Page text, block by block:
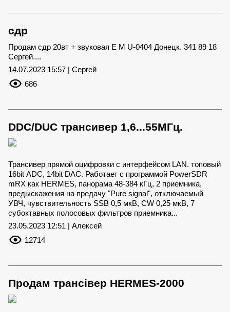
сдр
Продам сдр 20вт + звуковая E M U-0404 Донецк. 341 89 18
Сергей....
14.07.2023 15:57 | Сергей
686
DDC/DUC трансивер 1,6...55МГц.
Трансивер прямой оцифровки с интерфейсом LAN. топовый
16bit АDС, 14bit DАС. Работает с программой PowerSDR
mRX как НЕRМЕS, панорама 48-384 кГц, 2 приемника,
предыскажения на предачу "Pure signal", отключаемый
УВЧ, чувствительность SSВ 0,5 мкВ, СW 0,25 мкВ, 7
субоктавных полосовых фильтров приемника...
23.05.2023 12:51 | Алексей
12714
Продам трансівер HERMES-2000